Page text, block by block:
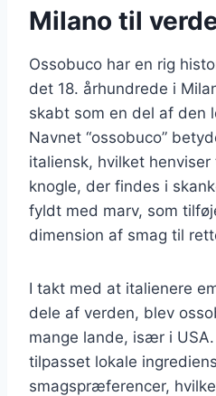
Milano til
Ossobuco har en rig
det 18. århundrede i
skabt som en del af den
Navnet “ossobuco”
italiensk, hvilket
knogle, der findes i
fyldt med marv, som
dimension af smag til
I takt med at italienere
dele af verden, blev
mange lande, især i
tilpasset lokale
smagspræferencer,